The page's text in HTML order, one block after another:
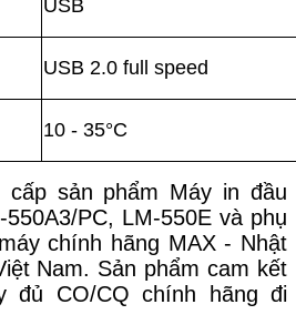
USB
USB 2.0 full speed
10 - 35°C
cấp sản phẩm Máy in đầu
PC, LM-550E và phụ
chính hãng MAX - Nhật
Nam. Sản phẩm cam kết
đủ CO/CQ chính hãng đi